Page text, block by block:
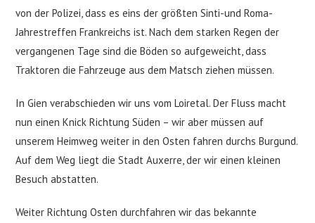
von der Polizei, dass es eins der größten Sinti-und Roma-
Jahrestreffen Frankreichs ist. Nach dem starken Regen der
vergangenen Tage sind die Böden so aufgeweicht, dass
Traktoren die Fahrzeuge aus dem Matsch ziehen müssen.
In Gien verabschieden wir uns vom Loiretal. Der Fluss macht
nun einen Knick Richtung Süden – wir aber müssen auf
unserem Heimweg weiter in den Osten fahren durchs Burgund.
Auf dem Weg liegt die Stadt Auxerre, der wir einen kleinen
Besuch abstatten.
Weiter Richtung Osten durchfahren wir das bekannte